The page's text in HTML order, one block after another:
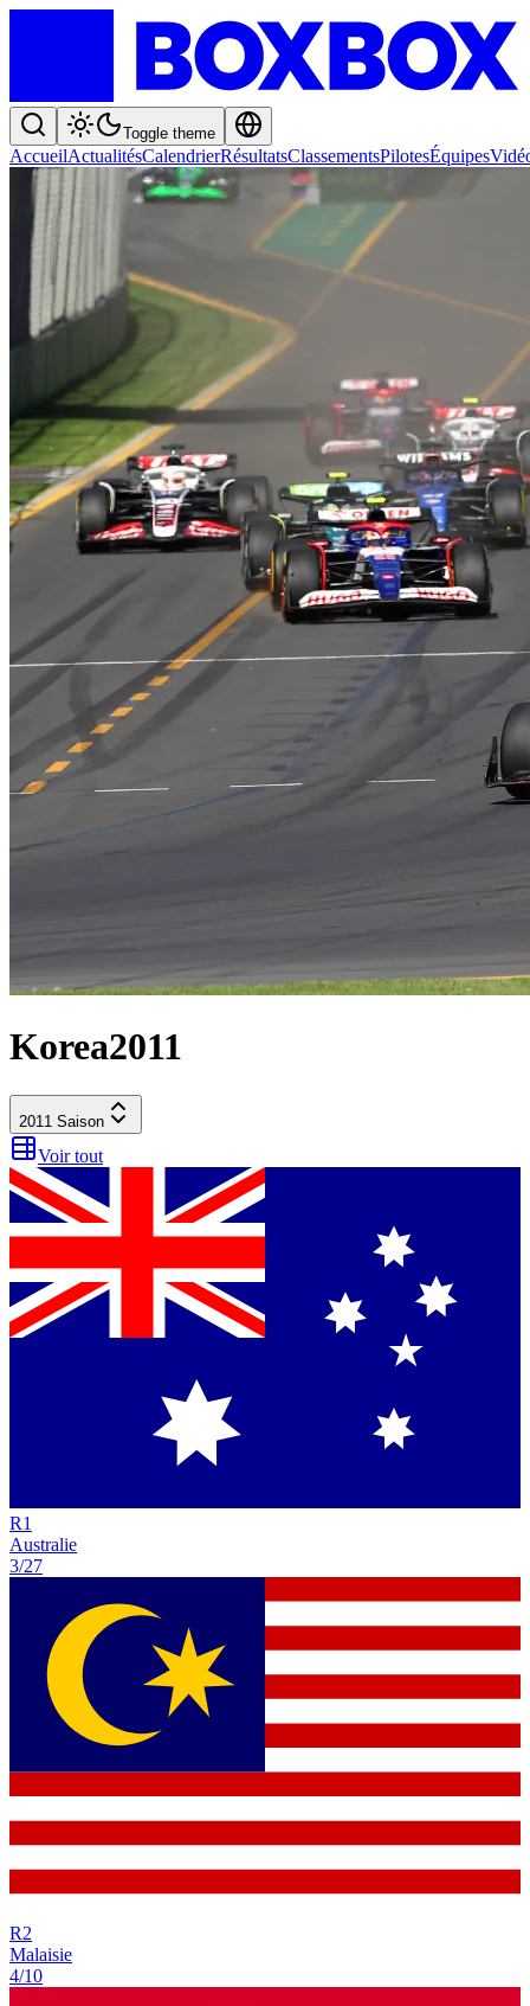
Toggle theme
AccueilActualitésCalendrierRésultatsClassementsPilotesÉquipes
Korea2011
2011 Saison
Voir tout
R1
Australie
3/27
R2
Malaisie
4/10